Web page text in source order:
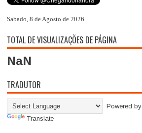
Sabado, 8 de Agosto de 2026
TOTAL DE VISUALIZAÇÕES DE PÁGINA
NaN
TRADUTOR
Powered by
Translate